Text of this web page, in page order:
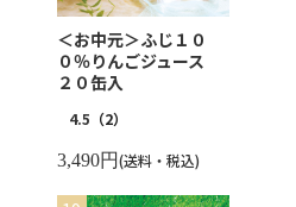
＜お中元＞ふじ１０
０％りんごジュース
２０缶入
4.5 （2）
3,490円(送料・税込)